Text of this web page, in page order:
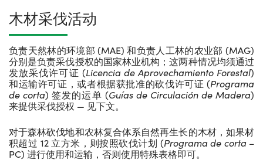
木材采伐活动
负责天然林的环境部 (MAE) 和负责人工林的农业部 (MAG)
分别是负责采伐授权的国家林业机构；这两种情况均须通过
发放采伐许可证 (Licencia de Aprovechamiento Forestal)
和运输许可证，或者根据获批准的砍伐许可证 (Programa
de corta) 签发的运单 (Guías de Circulación de Madera)
来提供采伐授权 — 见下文。
对于森林砍伐地和农林复合体系自然再生长的木材，如果材
积超过 12 立方米，则按照砍伐计划 (Programa de corta–
PC) 进行使用和运输，否则使用特殊表格即可。